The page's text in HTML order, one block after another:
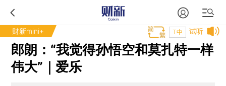
财新mini+ 试听
T中
郎朗：“我觉得孙悟空和莫扎特一样
伟大”｜爱乐